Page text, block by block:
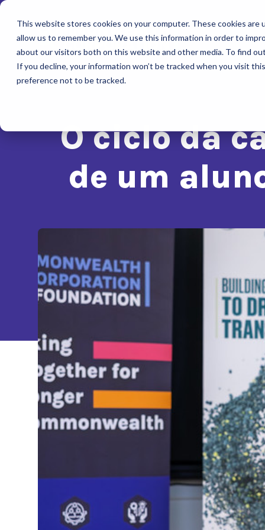
This website stores cookies on your computer. These cookies
allow us to remember you. We use this information in order to
about our visitors both on this website and other media. To find
If you decline, your information won’t be tracked when you visit
preference not to be tracked.
O ciclo da
de um